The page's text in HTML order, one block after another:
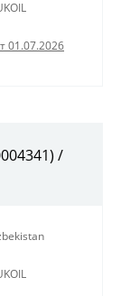
01.07.2026
/